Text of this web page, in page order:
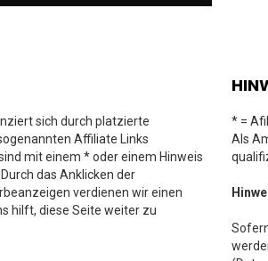
sich durch platzierte
Affiliate Links
mit einem * oder einem Hinweis
das Anklicken der
verdienen wir einen
hilft, diese Seite weiter zu
* =
Als